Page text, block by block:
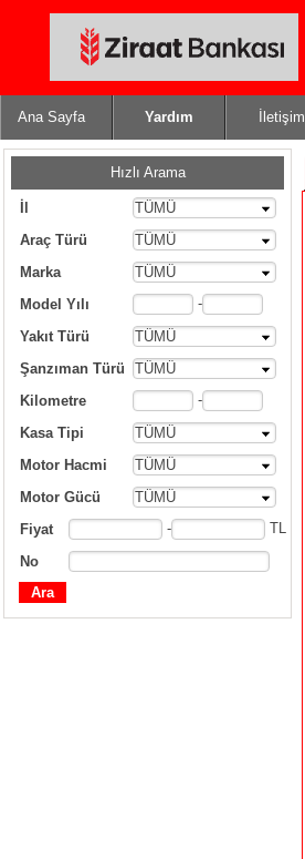
Ana Sayfa Yardım İletişim
Hızlı Arama
TÜMÜ
Araç Türü
TÜMÜ
Marka
TÜMÜ
Model Yılı
-
Yakıt Türü
TÜMÜ
Şanzıman Türü
TÜMÜ
Kilometre
-
Kasa Tipi
TÜMÜ
Motor Hacmi
TÜMÜ
Motor Gücü
TÜMÜ
Fiyat
- TL
No